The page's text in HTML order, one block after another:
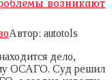
Автор: autotols
дело,
ОСАГО. Суд решил